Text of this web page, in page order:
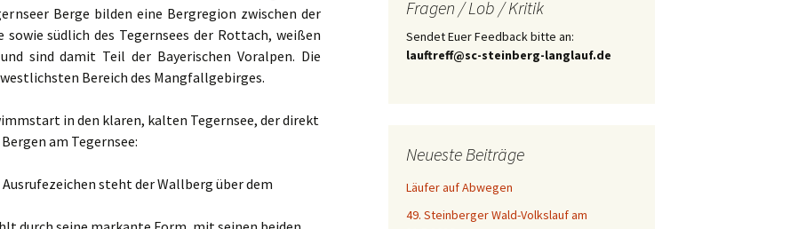
Berge bilden eine Bergregion zwischen der
sowie südlich des Tegernsees der Rottach, weißen
sind damit Teil der Bayerischen Voralpen. Die
Bereich des Mangfallgebirges.
in den klaren, kalten Tegernsee, der direkt
am Tegernsee:
Ausrufezeichen steht der Wallberg über dem
Fragen / Lob / Kritik
Sendet Euer Feedback bitte an:
lauftreff@sc-steinberg-langlauf.de
Neueste Beiträge
Läufer auf Abwegen
49. Steinberger Wald-Volkslauf am